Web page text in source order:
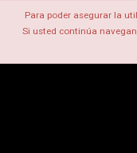
Para poder asegurar la
Si usted continúa